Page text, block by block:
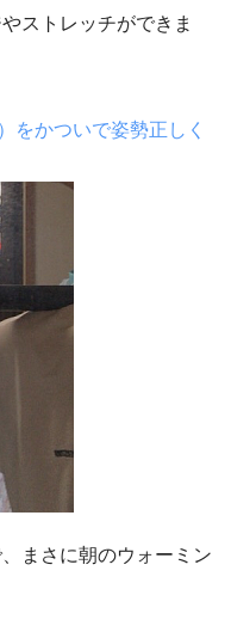
ストレッチができま
をかついで姿勢正しく
まさに朝のウォーミン